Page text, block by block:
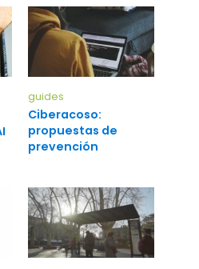
guides
Ciberacoso:
propuestas de
prevención